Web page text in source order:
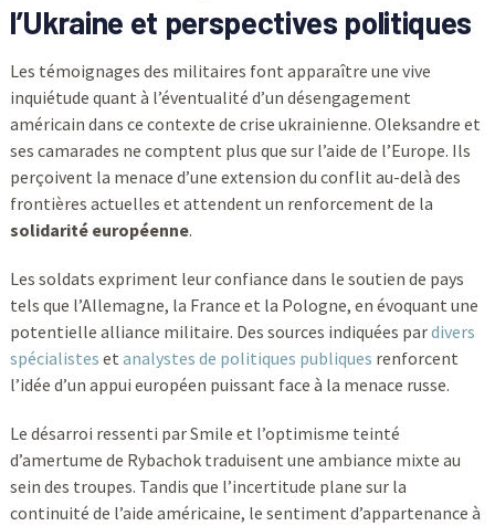
l’Ukraine et perspectives politiques
Les témoignages des militaires font apparaître une vive
inquiétude quant à l’éventualité d’un désengagement
américain dans ce contexte de crise ukrainienne. Oleksandre et
ses camarades ne comptent plus que sur l’aide de l’Europe. Ils
perçoivent la menace d’une extension du conflit au-delà des
frontières actuelles et attendent un renforcement de la
solidarité européenne.
Les soldats expriment leur confiance dans le soutien de pays
tels que l’Allemagne, la France et la Pologne, en évoquant une
potentielle alliance militaire. Des sources indiquées pardivers
spécialistes et analystes de politiques publiques renforcent
l’idée d’un appui européen puissant face à la menace russe.
Le désarroi ressenti par Smile et l’optimisme teinté
d’amertume de Rybachok traduisent une ambiance mixte au
sein des troupes. Tandis que l’incertitude plane sur la
continuité de l’aide américaine, le sentiment d’appartenance à